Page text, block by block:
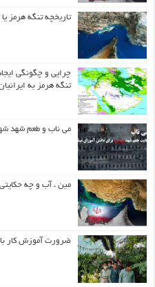
تاریخچه تنگه هرمز
چرایی و چگونگی
تنگه هرمز به
می ناب و طعم شهد
مین ، آب و چه
ضرورت آموزش کار